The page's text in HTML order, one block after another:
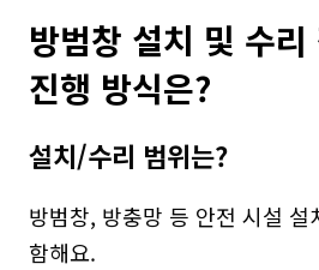
방범창 설치 및 수
진행 방식은?
설치/수리 범위는?
방범창, 방충망 등 안전 시설 설
함해요.